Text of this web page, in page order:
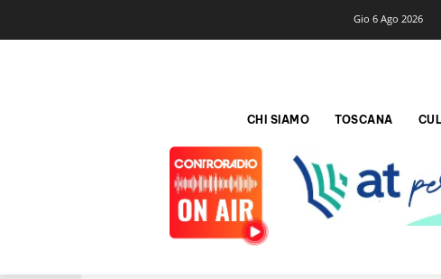
Gio 6 Ago 2026
CHI SIAMO TOSCANA